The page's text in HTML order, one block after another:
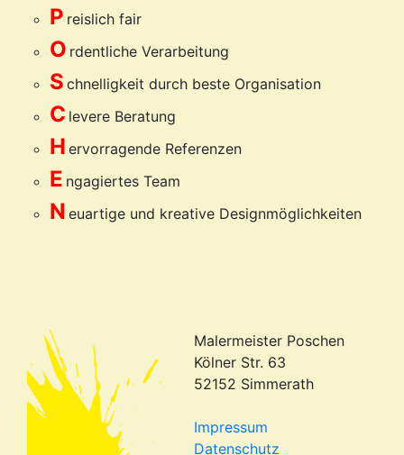
P reislich fair
O rdentliche Verarbeitung
S chnelligkeit durch beste Organisation
C levere Beratung
H ervorragende Referenzen
E ngagiertes Team
N euartige und kreative Designmöglichkeiten
Malermeister Poschen
Kölner Str. 63
52152 Simmerath
Impressum
Datenschutz